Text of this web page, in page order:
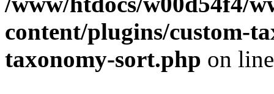
content/plugins/custom-
taxonomy-sort.php on